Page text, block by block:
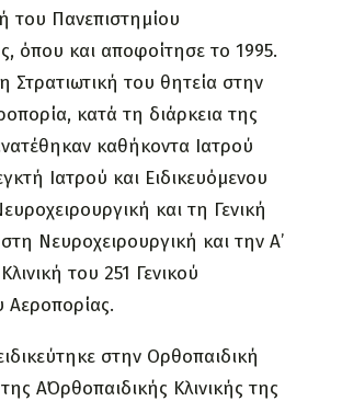
του Πανεπιστημίου
όπου και αποφοίτησε το 1995.
Στρατιωτική του θητεία στην
κατά τη διάρκεια της
καθήκοντα Ιατρού
Ιατρού και Ειδικευόμενου
και τη Γενική
Νευροχειρουργική και την Α’
του 251 Γενικού
Αεροπορίας.
στην Ορθοπαιδική
Α΄Ορθοπαιδικής Κλινικής της